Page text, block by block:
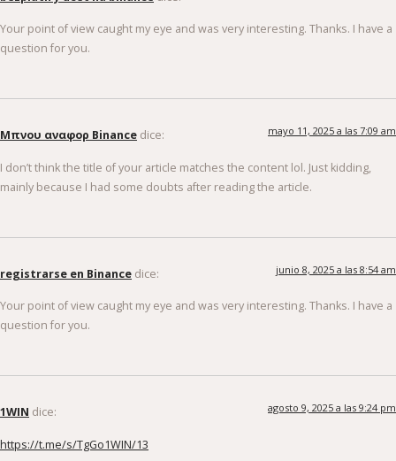
Your point of view caught my eye and was very interesting. Thanks. I have a
question for you.
Μπνου αναφορ Binance dice: mayo 11, 2025 a las 7:09 am
I don’t think the title of your article matches the content lol. Just kidding,
mainly because I had some doubts after reading the article.
registrarse en Binance dice: junio 8, 2025 a las 8:54 am
Your point of view caught my eye and was very interesting. Thanks. I have a
question for you.
1WIN dice: agosto 9, 2025 a las 9:24 pm
https://t.me/s/TgGo1WIN/13